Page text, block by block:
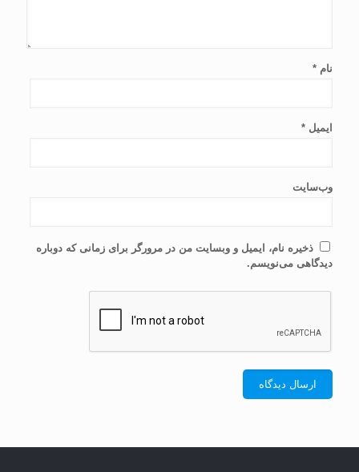
نام *
ایمیل *
وب‌سایت
ذخیره نام، ایمیل و وبسایت من در مرورگر برای زمانی که دوباره
دیدگاهی می‌نویسم.